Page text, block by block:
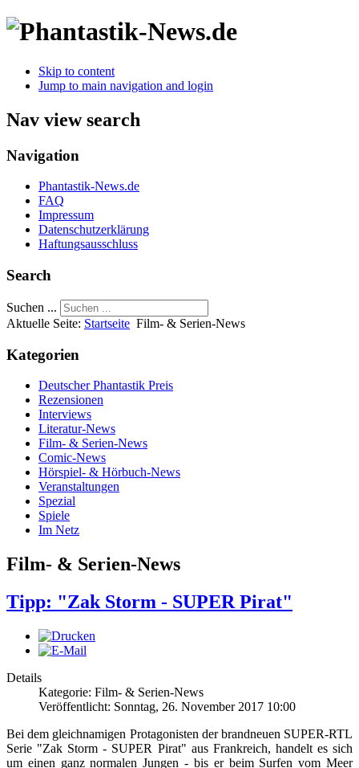
Skip to content
Jump to main navigation and login
Nav view search
Navigation
Phantastik-News.de
FAQ
Impressum
Datenschutzerklärung
Haftungsausschluss
Search
Suchen ...
Aktuelle Seite: Startseite Film- & Serien-News
Kategorien
Deutscher Phantastik Preis
Rezensionen
Interviews
Literatur-News
Film- & Serien-News
Comic-News
Hörspiel- & Hörbuch-News
Veranstaltungen
Spezial
Spiele
Im Netz
Film- & Serien-News
Tipp: "Zak Storm - SUPER Pirat"
Details
Kategorie: Film- & Serien-News
Veröffentlicht: Sonntag, 26. November 2017 10:00
Bei dem gleichnamigen Protagonisten der brandneuen SUPER-RTL
Serie "Zak Storm - SUPER Pirat" aus Frankreich, handelt es sich
um einen ganz normalen Jungen - bis er beim Surfen vom Meer